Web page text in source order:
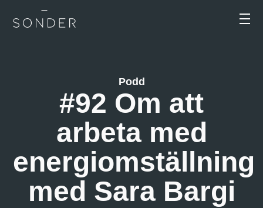
Podd
#92 Om att
arbeta med
energiomställning
med Sara Bargi